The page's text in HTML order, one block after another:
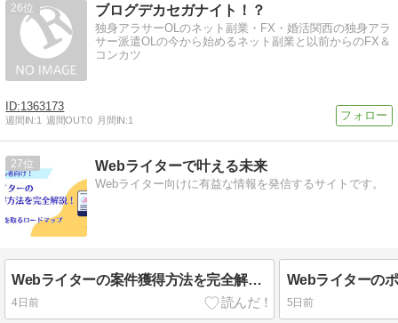
26 ブログデカセガナイト！？
独身アラサーOLのネット副業・FX・婚活関西の独身アラ
サー派遣OLの今から始めるネット副業と以前からのFX＆
コンカツ
1363173
週間IN:1 週間OUT:0 月間IN:1
27 Webライターで叶える未来
Webライター向けに有益な情報を発信するサイトです。
Webライターの案件獲得方法を完全解説！初心者が最初の1件を取るロードマップ
4日前 5日前